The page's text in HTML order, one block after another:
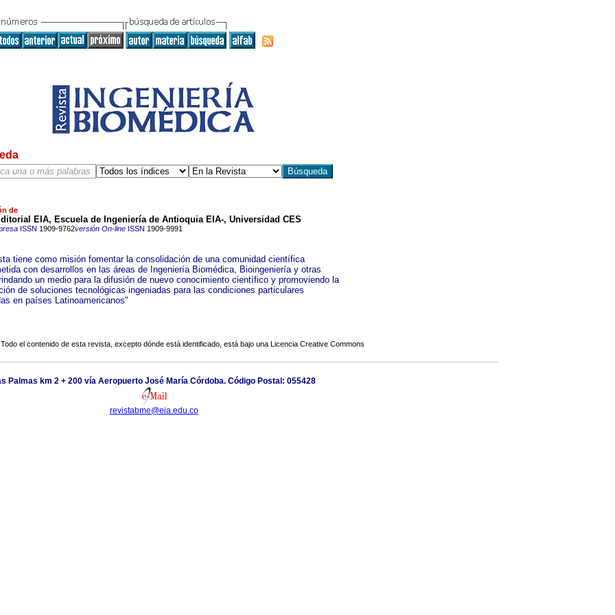
de
EIA, Escuela de Ingeniería de Antioquia EIA-, Universidad CES
ISSN 1909-9762versión On-lineISSN 1909-9991
tiene como misión fomentar la consolidación de una comunidad científica
con desarrollos en las áreas de Ingeniería Biomédica, Bioingeniería y otras
un medio para la difusión de nuevo conocimiento científico y promoviendo la
de soluciones tecnológicas ingeniadas para las condiciones particulares
en países Latinoamericanos"
Todo el contenido de esta revista, excepto dónde está identificado, está bajo una Licencia Creative Commons
Palmas km 2 + 200 vía Aeropuerto José María Córdoba. Código Postal: 055428
revistabme@eia.edu.co